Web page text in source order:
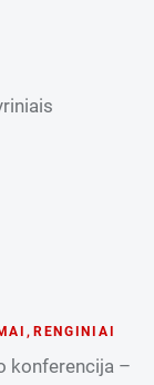
, RENGINIAI
konferencija –